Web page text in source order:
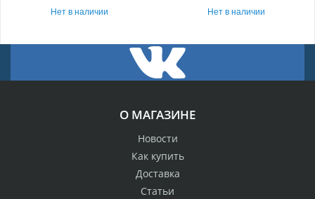
Нет в наличии
Нет в наличии
О МАГАЗИНЕ
Новости
Как купить
Доставка
Статьи